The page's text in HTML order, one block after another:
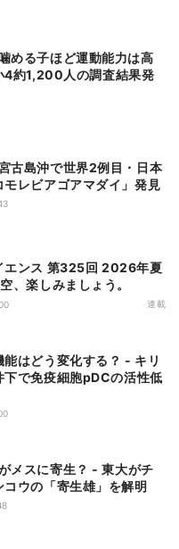
約1,200人の調査結果発
モレビアゴアマダイ」発見
エンス 第325回 2026年夏
、楽しみましょう。
連載
能はどう変化する？ - キリ
下で免疫細胞pDCの活性低
コウの「寄生雄」を解明